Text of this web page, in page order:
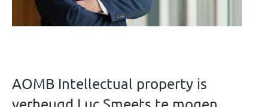
AOMB Intellectual property is